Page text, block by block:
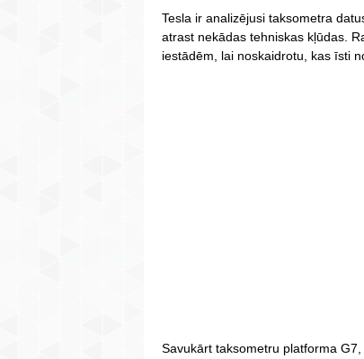
Tesla ir analizējusi taksometra
atrast nekādas tehniskas kļūdas.
iestādēm, lai noskaidrotu, kas īsti
Savukārt taksometru platforma